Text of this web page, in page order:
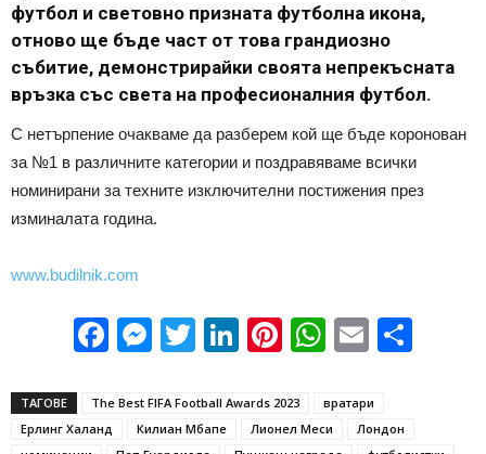
футбол и световно призната футболна икона,
отново ще бъде част от това грандиозно
събитие, демонстрирайки своята непрекъсната
връзка със света на професионалния футбол.
С нетърпение очакваме да разберем кой ще бъде коронован
за №1 в различните категории и поздравяваме всички
номинирани за техните изключителни постижения през
изминалата година.
www.budilnik.com
Facebook
Messenger
Twitter
LinkedIn
Pinterest
WhatsApp
Email
ТАГОВЕ The Best FIFA Football Awards 2023
вратари
Ерлинг Халанд
Килиан Мбапе Лионел Меси
Лондон